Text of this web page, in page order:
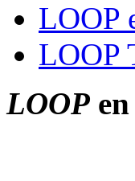
LOOP
LOOP
LOOP